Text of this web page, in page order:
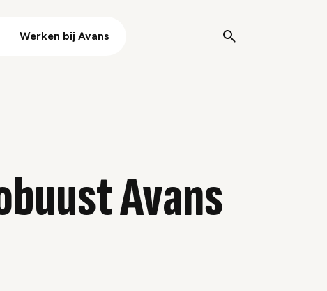
Werken bij Avans
Avans